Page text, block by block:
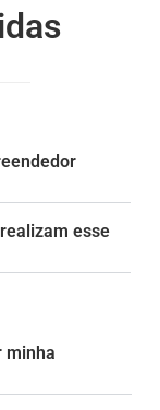
esse
minha